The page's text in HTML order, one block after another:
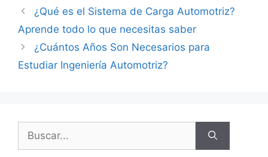
¿Qué es el Sistema de Carga Automotriz?
Aprende todo lo que necesitas saber
¿Cuántos Años Son Necesarios para
Estudiar Ingeniería Automotriz?